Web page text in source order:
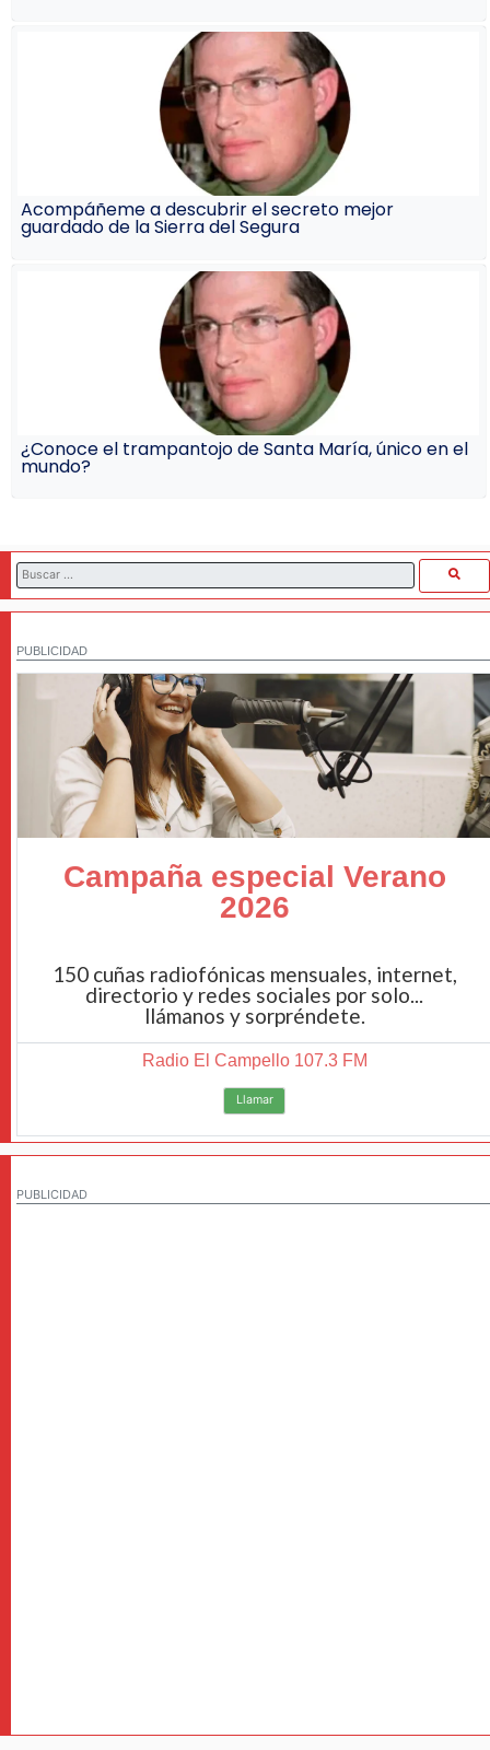
Acompáñeme a descubrir el secreto mejor
guardado de la Sierra del Segura
¿Conoce el trampantojo de Santa María, único en el
mundo?
PUBLICIDAD
Campaña especial Verano
2026
150 cuñas radiofónicas mensuales, internet,
directorio y redes sociales por solo...
llámanos y sorpréndete.
Radio El Campello 107.3 FM
Llamar
PUBLICIDAD